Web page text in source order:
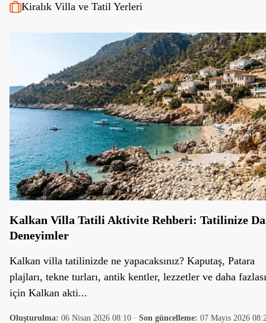
Kiralık Villa ve Tatil Yerleri
Kalkan Villa Tatili Aktivite Rehberi: Tatilinize
Deneyimler
Kalkan villa tatilinizde ne yapacaksınız? Kaputaş, Patara
plajları, tekne turları, antik kentler, lezzetler ve daha fazlası
için Kalkan akti...
Oluşturulma: 06 Nisan 2026 08:10 · Son güncelleme: 07 Mayıs 2026